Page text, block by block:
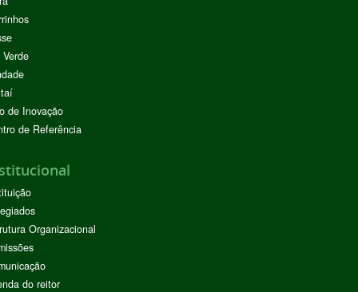
de Inovação
de Referência
Organizacional
do reitor